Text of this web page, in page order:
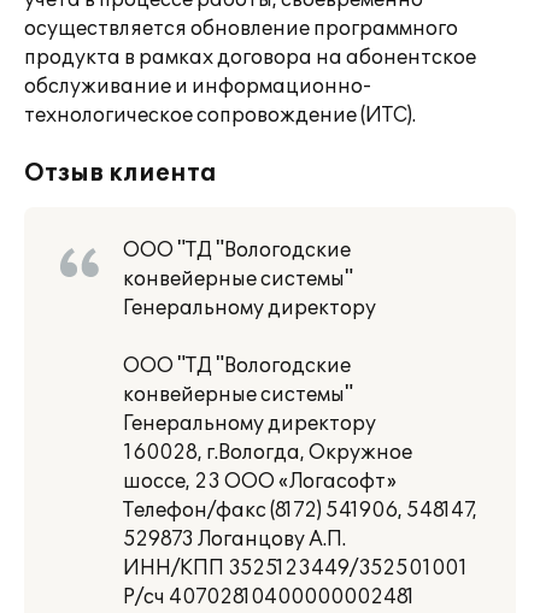
осуществляется обновление программного
продукта в рамках договора на абонентское
обслуживание и информационно-
технологическое сопровождение (ИТС).
Отзыв клиента
ООО "ТД "Вологодские
конвейерные системы"
Генеральному директору
ООО "ТД "Вологодские
конвейерные системы"
Генеральному директору
160028, г.Вологда, Окружное
шоссе, 23 ООО «Логасофт»
Телефон/факс (8172) 541906, 548147,
529873 Логанцову А.П.
ИНН/КПП 3525123449/352501001
Р/сч 40702810400000002481